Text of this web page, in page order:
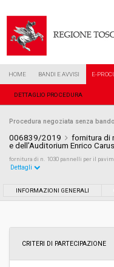
HOME BANDI E AVVISI E-
DETTAGLIO PROCEDURA
Procedura negoziata senza bando
006839/2019
fornitura di
e dell’Auditorium Enrico
fornitura di n. 1030 pannelli per il
Data pubblicazione:
Dettagli
INFORMAZIONI GENERALI
CRITERI DI PARTECIPAZIONE